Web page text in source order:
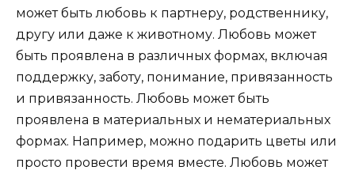
может быть любовь к партнеру, родственнику,
другу или даже к животному. Любовь может
быть проявлена в различных формах, включая
поддержку, заботу, понимание, привязанность
и привязанность. Любовь может быть
проявлена в материальных и нематериальных
формах. Например, можно подарить цветы или
просто провести время вместе. Любовь может